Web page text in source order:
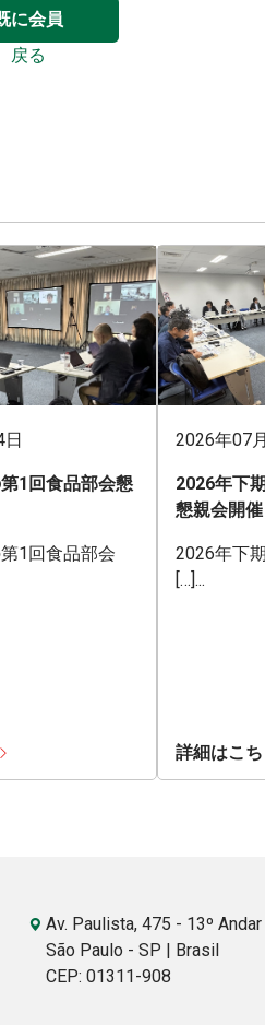
に会員
戻る
1回食品部会懇
1回食品部会
2026年07
2026年下
懇親会開催
2026年下
[…]...
詳細はこち
Av. Paulista, 475 - 13º Andar
São Paulo - SP | Brasil
CEP: 01311-908